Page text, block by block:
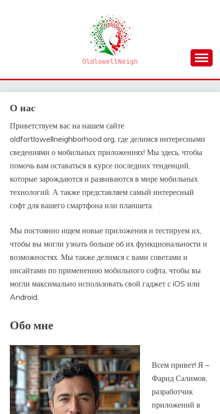
OLDLOWELLNEIGH
О нас
Приветствуем вас на нашем сайте
oldfortlowellneighborhood.org, где делимся интересными
сведениями о мобильных приложениях! Мы здесь, чтобы
помочь вам оставаться в курсе последних тенденций,
которые зарождаются и развиваются в мире мобильных
технологий. А также представляем самый интересный
софт для вашего смартфона или планшета.
Мы постоянно ищем новые приложения и тестируем их,
чтобы вы могли узнать больше об их функциональности и
возможностях. Мы также делимся с вами советами и
инсайтами по применению мобильного софта, чтобы вы
могли максимально использовать свой гаджет с iOS или
Android.
Обо мне
Всем привет! Я –
Фарид Салимов,
разработчик
приложений в